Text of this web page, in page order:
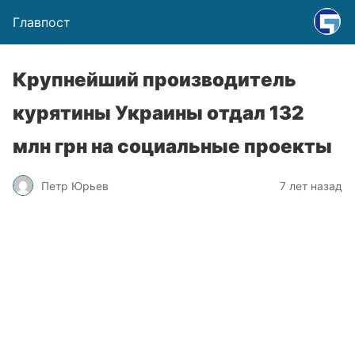
Главпост
Крупнейший производитель
курятины Украины отдал 132
млн грн на социальные проекты
Петр Юрьев 7 лет назад